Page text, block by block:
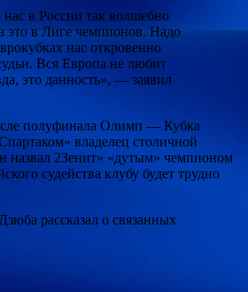
нас в России так волшебно
это в Лиге чемпионов. Надо
нас откровенно
Вся Европа не любит
это данность», — заявил
полуфинала Олимп — Кубка
владелец столичной
2Зенит» «дутым» чемпионом
судейства клубу будет трудно
рассказал о связанных